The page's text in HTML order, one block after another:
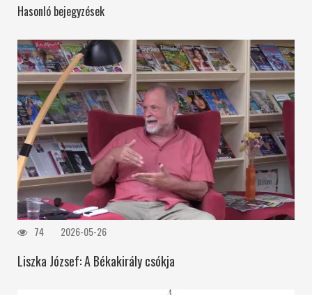
Hasonló bejegyzések
74 2026-05-26
Liszka József: A Békakirály csókja